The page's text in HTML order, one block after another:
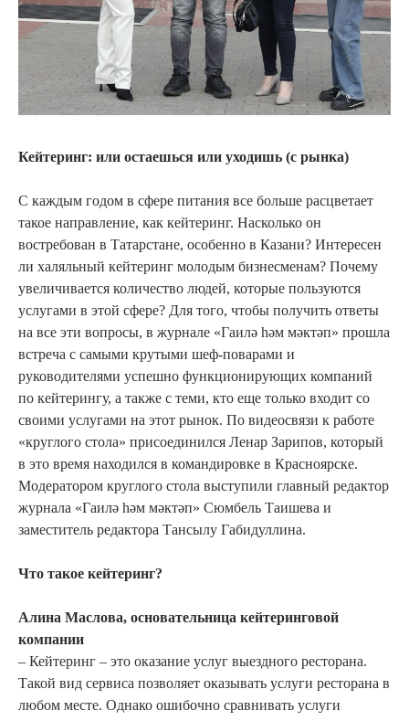
Кейтеринг: или остаешься или уходишь (с рынка)
С каждым годом в сфере питания все больше расцветает
такое направление, как кейтеринг. Насколько он
востребован в Татарстане, особенно в Казани? Интересен
ли халяльный кейтеринг молодым бизнесменам? Почему
увеличивается количество людей, которые пользуются
услугами в этой сфере? Для того, чтобы получить ответы
на все эти вопросы, в журнале «Гаилә hәм мәктәп» прошла
встреча с самыми крутыми шеф-поварами и
руководителями успешно функционирующих компаний
по кейтерингу, а также с теми, кто еще только входит со
своими услугами на этот рынок. По видеосвязи к работе
«круглого стола» присоединился Ленар Зарипов, который
в это время находился в командировке в Красноярске.
Модератором круглого стола выступили главный редактор
журнала «Гаилә hәм мәктәп» Сюмбель Таишева и
заместитель редактора Тансылу Габидуллина.
Что такое кейтеринг?
Алина Маслова, основательница кейтеринговой
компании
– Кейтеринг – это оказание услуг выездного ресторана.
Такой вид сервиса позволяет оказывать услуги ресторана в
любом месте. Однако ошибочно сравнивать услуги